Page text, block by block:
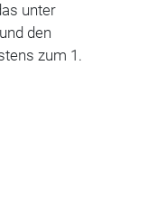
unter
den
zum 1.